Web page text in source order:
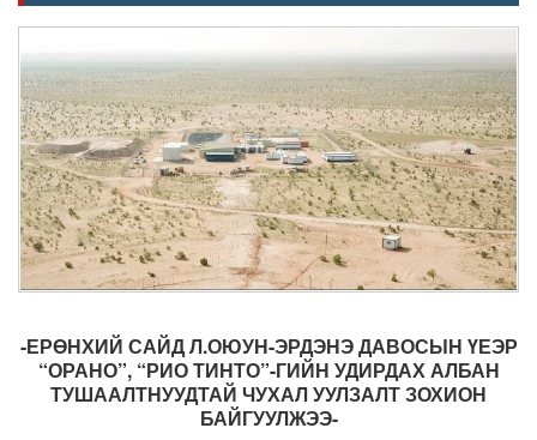
-ЕРӨНХИЙ САЙД Л.ОЮУН-ЭРДЭНЭ ДАВОСЫН ҮЕЭР
“ОРАНО”, “РИО ТИНТО”-ГИЙН УДИРДАХ АЛБАН
ТУШААЛТНУУДТАЙ ЧУХАЛ УУЛЗАЛТ ЗОХИОН
БАЙГУУЛЖЭЭ-